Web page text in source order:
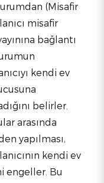
(Misafir
misafir
bağlantı
kendi ev
belirler.
arasında
yapılması,
kendi ev
engeller. Bu